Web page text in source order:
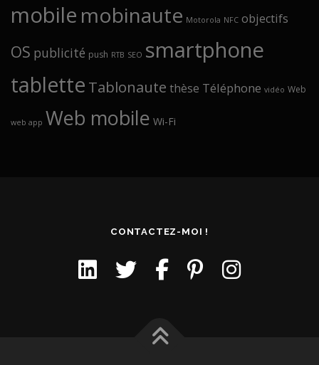
mobile mobinaute Motorola NFC objectifs
OS publicité push RTB SEO smartphone
tablette Tablonaute thèse Téléphone vidéo Web
web app Web mobile Wi-Fi
CONTACTEZ-MOI !